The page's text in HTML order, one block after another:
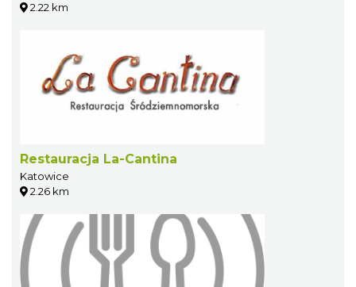
2.22 km
Restauracja La-Cantina
Katowice
2.26 km